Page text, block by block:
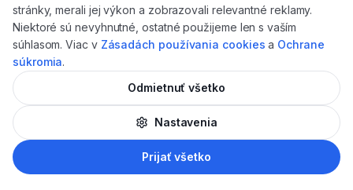
stránky, merali jej výkon a zobrazovali relevantné reklamy.
Niektoré sú nevyhnutné, ostatné použijeme len s vaším
súhlasom. Viac v Zásadách používania cookies a Ochrane
súkromia.
Odmietnuť všetko
Nastavenia
Prijať všetko